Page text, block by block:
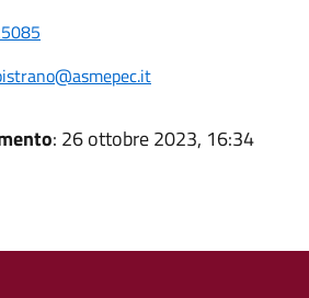
: 26 ottobre 2023, 16:34